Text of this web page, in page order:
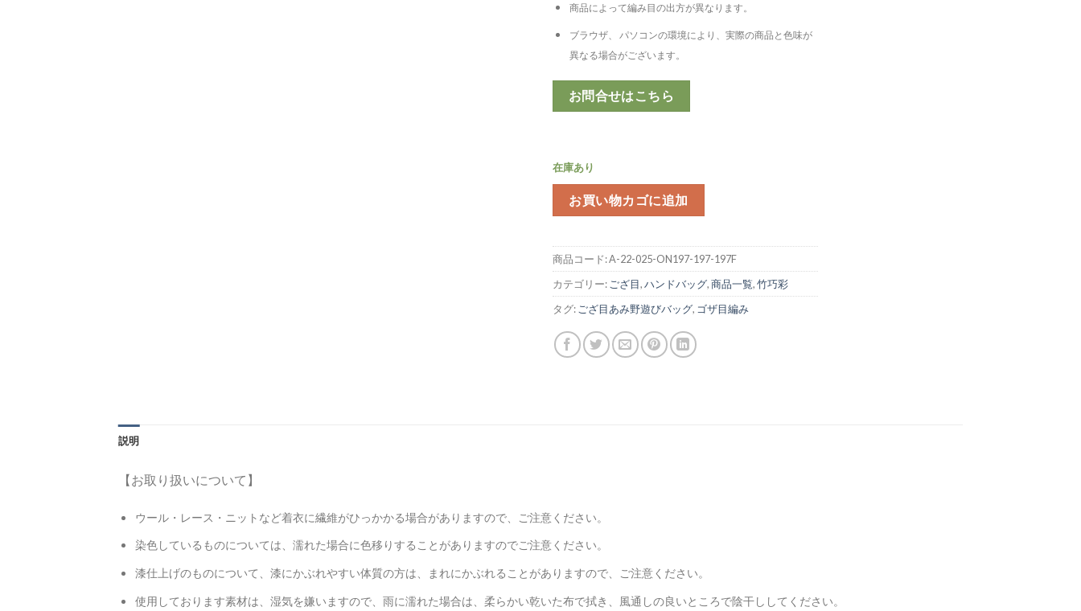
商品によって編み目の出方が異なります。
ブラウザ、 パソコンの環境により、実際の商品と色味が
異なる場合がございます。
お問合せはこちら
在庫あり
お買い物カゴに追加
商品コード:A-22-025-ON197-197-197F
カテゴリー: ござ目,ハンドバッグ,商品一覧,竹巧彩
タグ: ござ目あみ野遊びバッグ, ゴザ目編み
説明
【お取り扱いについて】
ウール・レース・ニットなど着衣に繊維がひっかかる場合がありますので、ご注意ください。
染色しているものについては、濡れた場合に色移りすることがありますのでご注意ください。
漆仕上げのものについて、漆にかぶれやすい体質の方は、まれにかぶれることがありますので、ご注意ください。
使用しております素材は、湿気を嫌いますので、雨に濡れた場合は、柔らかい乾いた布で拭き、風通しの良いところで陰干ししてください。